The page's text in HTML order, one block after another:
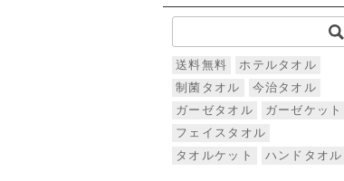
送料無料
ホテルタオル
制菌タオル
今治タオル
ガーゼタオル
ガーゼケット
フェイスタオル
タオルケット
ハンドタオル